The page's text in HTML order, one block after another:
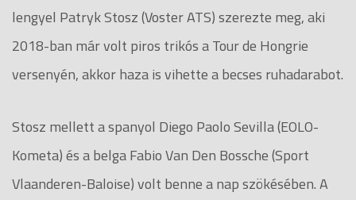
lengyel Patryk Stosz (Voster ATS) szerezte meg, aki
2018-ban már volt piros trikós a Tour de Hongrie
versenyén, akkor haza is vihette a becses ruhadarabot.
Stosz mellett a spanyol Diego Paolo Sevilla (EOLO-
Kometa) és a belga Fabio Van Den Bossche (Sport
Vlaanderen-Baloise) volt benne a nap szökésében. A